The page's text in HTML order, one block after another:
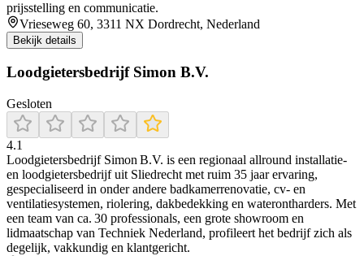
prijsstelling en communicatie.
Vrieseweg 60, 3311 NX Dordrecht, Nederland
Bekijk details
Loodgietersbedrijf Simon B.V.
Gesloten
4.1
Loodgietersbedrijf Simon B.V. is een regionaal allround installatie-
en loodgietersbedrijf uit Sliedrecht met ruim 35 jaar ervaring,
gespecialiseerd in onder andere badkamerrenovatie, cv- en
ventilatiesystemen, riolering, dakbedekking en waterontharders. Met
een team van ca. 30 professionals, een grote showroom en
lidmaatschap van Techniek Nederland, profileert het bedrijf zich als
degelijk, vakkundig en klantgericht.